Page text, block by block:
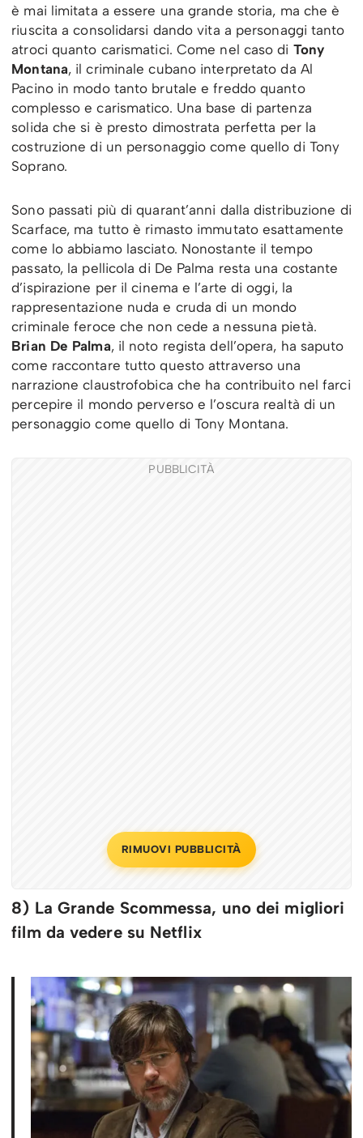
è mai limitata a essere una grande storia, ma che è
riuscita a consolidarsi dando vita a personaggi tanto
atroci quanto carismatici. Come nel caso di Tony
Montana, il criminale cubano interpretato da Al
Pacino in modo tanto brutale e freddo quanto
complesso e carismatico. Una base di partenza
solida che si è presto dimostrata perfetta per la
costruzione di un personaggio come quello di Tony
Soprano.
Sono passati più di quarant’anni dalla distribuzione di
Scarface, ma tutto è rimasto immutato esattamente
come lo abbiamo lasciato. Nonostante il tempo
passato, la pellicola di De Palma resta una costante
d’ispirazione per il cinema e l’arte di oggi, la
rappresentazione nuda e cruda di un mondo
criminale feroce che non cede a nessuna pietà.
Brian De Palma, il noto regista dell’opera, ha saputo
come raccontare tutto questo attraverso una
narrazione claustrofobica che ha contribuito nel farci
percepire il mondo perverso e l’oscura realtà di un
personaggio come quello di Tony Montana.
PUBBLICITÀ
RIMUOVI PUBBLICITÀ
8) La Grande Scommessa, uno dei migliori
film da vedere su Netflix